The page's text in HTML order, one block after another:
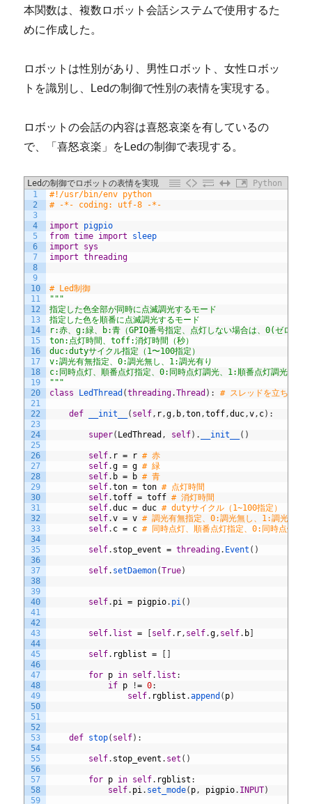
本関数は、複数ロボット会話システムで使用するた
めに作成した。
ロボットは性別があり、男性ロボット、女性ロボッ
トを識別し、Ledの制御で性別の表情を実現する。
ロボットの会話の内容は喜怒哀楽を有しているの
で、「喜怒哀楽」をLedの制御で表現する。
Ledの制御でロボットの表情を実現
Python
1
2
3
4
5
6
7
8
9
10
11
12
13
14
15
16
17
18
19
20
21
22
23
24
25
26
27
28
29
30
31
32
33
34
35
36
37
38
39
40
41
42
43
44
45
46
47
48
49
50
51
52
53
54
55
56
57
58
59
#!/usr/bin/env python
# -*- coding: utf-8 -*-
import
pigpio
from time import
sleep
import
sys
import
threading
# Led制御
"""
指定した色全部が同時に点滅調光するモード
指定した色を順番に点滅調光するモード
r:赤、g:緑、b:青（GPIO番号指定、点灯しない場合は、0(ゼロ指定
ton:点灯時間、toff:消灯時間（秒）
duc:dutyサイクル指定（1〜100指定）
v:調光有無指定、0:調光無し、1:調光有り
c:同時点灯、順番点灯指定、0:同時点灯調光、1:順番点灯調光
"""
class
LedThread (threading.Thread ) : # スレッドを立ち上げ
def __init__ ( self, r,g, b,ton,toff,duc,v, c) :
super( LedThread , self) . __init__ ( )
self. r = r # 赤
self.g = g # 緑
self. b = b # 青
self.ton = ton # 点灯時間
self.toff = toff # 消灯時間
self.duc = duc # dutyサイクル（1~100指定）
self.v = v # 調光有無指定、0:調光無し、1:調光有り
self. c = c # 同時点灯、順番点灯指定、0:同時点灯調
self. stop_event = threading. Event ( )
self. setDaemon(True)
self. pi = pigpio. pi( )
self. list = self. r, self.g, self. b
self. rgblist =
for p in self. list :
if p != 0:
self. rgblist .append ( p)
def stop( self) :
self. stop_event . set ( )
for p in self. rgblist :
self. pi. set_mode( p, pigpio. INPUT)